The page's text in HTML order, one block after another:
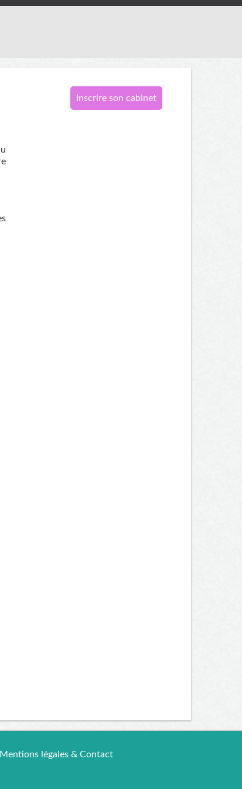
Inscrire son cabinet
Mentions légales & Contact